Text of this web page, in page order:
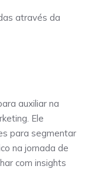
através da
auxiliar na
Ele
para segmentar
na jornada de
com insights